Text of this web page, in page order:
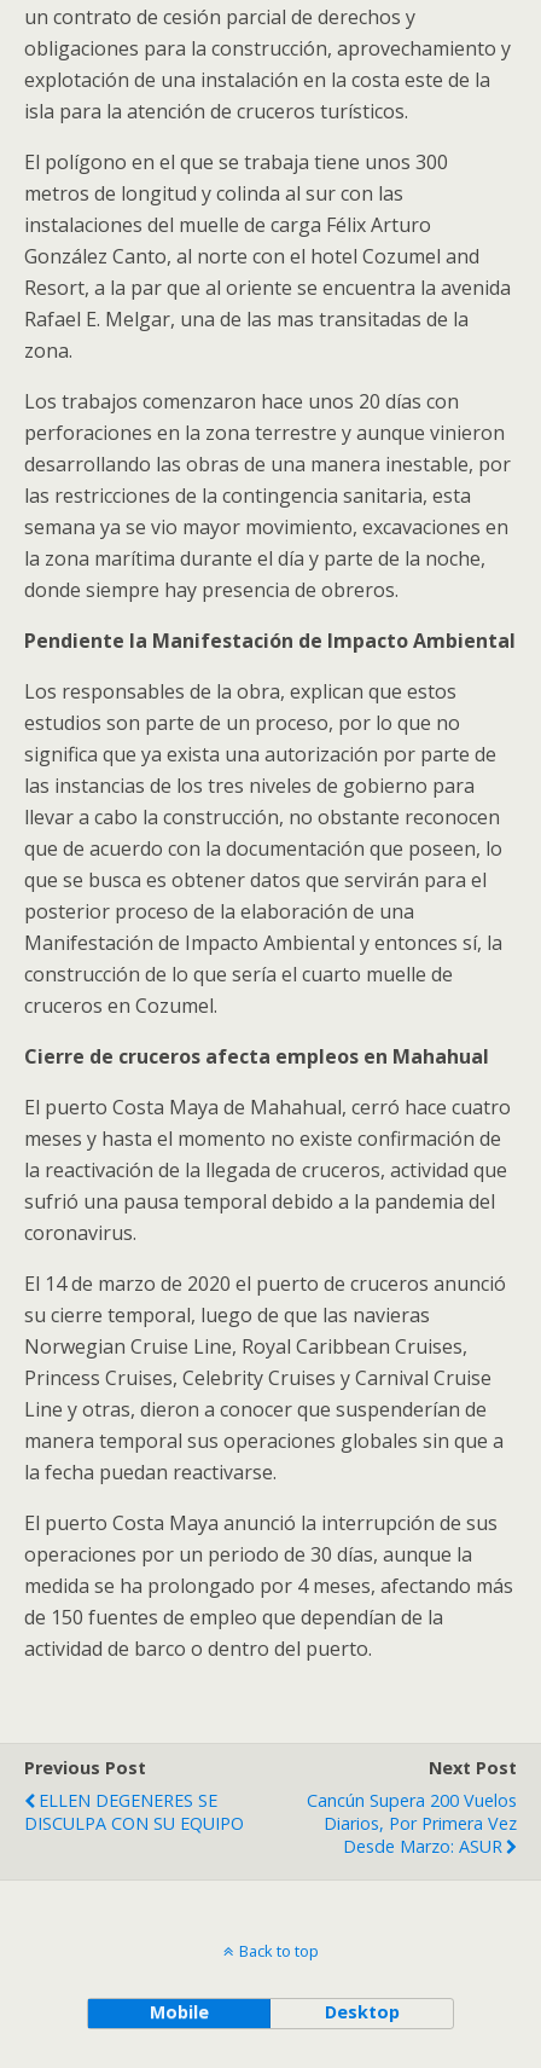
un contrato de cesión parcial de derechos y
obligaciones para la construcción, aprovechamiento y
explotación de una instalación en la costa este de la
isla para la atención de cruceros turísticos.
El polígono en el que se trabaja tiene unos 300
metros de longitud y colinda al sur con las
instalaciones del muelle de carga Félix Arturo
González Canto, al norte con el hotel Cozumel and
Resort, a la par que al oriente se encuentra la avenida
Rafael E. Melgar, una de las mas transitadas de la
zona.
Los trabajos comenzaron hace unos 20 días con
perforaciones en la zona terrestre y aunque vinieron
desarrollando las obras de una manera inestable, por
las restricciones de la contingencia sanitaria, esta
semana ya se vio mayor movimiento, excavaciones en
la zona marítima durante el día y parte de la noche,
donde siempre hay presencia de obreros.
Pendiente la Manifestación de Impacto Ambiental
Los responsables de la obra, explican que estos
estudios son parte de un proceso, por lo que no
significa que ya exista una autorización por parte de
las instancias de los tres niveles de gobierno para
llevar a cabo la construcción, no obstante reconocen
que de acuerdo con la documentación que poseen, lo
que se busca es obtener datos que servirán para el
posterior proceso de la elaboración de una
Manifestación de Impacto Ambiental y entonces sí, la
construcción de lo que sería el cuarto muelle de
cruceros en Cozumel.
Cierre de cruceros afecta empleos en Mahahual
El puerto Costa Maya de Mahahual, cerró hace cuatro
meses y hasta el momento no existe confirmación de
la reactivación de la llegada de cruceros, actividad que
sufrió una pausa temporal debido a la pandemia del
coronavirus.
El 14 de marzo de 2020 el puerto de cruceros anunció
su cierre temporal, luego de que las navieras
Norwegian Cruise Line, Royal Caribbean Cruises,
Princess Cruises, Celebrity Cruises y Carnival Cruise
Line y otras, dieron a conocer que suspenderían de
manera temporal sus operaciones globales sin que a
la fecha puedan reactivarse.
El puerto Costa Maya anunció la interrupción de sus
operaciones por un periodo de 30 días, aunque la
medida se ha prolongado por 4 meses, afectando más
de 150 fuentes de empleo que dependían de la
actividad de barco o dentro del puerto.
Previous Post
ELLEN DEGENERES SE
DISCULPA CON SU EQUIPO
Next Post
Cancún Supera 200 Vuelos
Diarios, Por Primera Vez
Desde Marzo: ASUR
Back to top
Mobile Desktop